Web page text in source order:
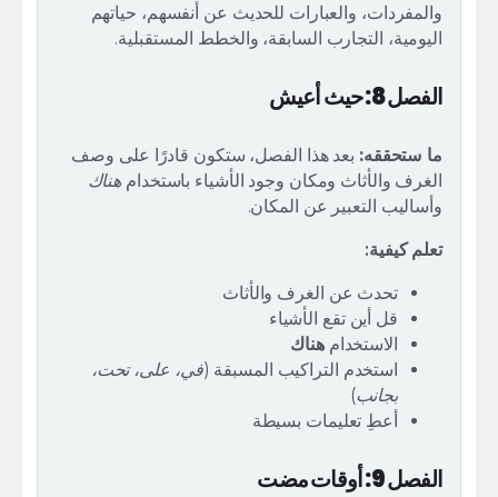
والمفردات، والعبارات للحديث عن أنفسهم، حياتهم
اليومية، التجارب السابقة، والخطط المستقبلية.
الفصل 8: حيث أعيش
ما ستحققه: بعد هذا الفصل، ستكون قادرًا على وصف
الغرف والأثاث ومكان وجود الأشياء باستخدام هناك
وأساليب التعبير عن المكان.
تعلم كيفية:
تحدث عن الغرف والأثاث
قل أين تقع الأشياء
الاستخدامهناك
استخدم التراكيب المسبقة (في، على، تحت،
بجانب)
أعطِ تعليمات بسيطة
الفصل 9: أوقات مضت